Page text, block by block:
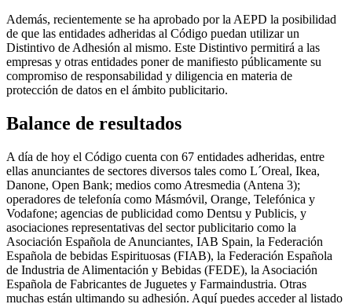
Además, recientemente se ha aprobado por la AEPD la posibilidad
de que las entidades adheridas al Código puedan utilizar un
Distintivo de Adhesión al mismo. Este Distintivo permitirá a las
empresas y otras entidades poner de manifiesto públicamente su
compromiso de responsabilidad y diligencia en materia de
protección de datos en el ámbito publicitario.
Balance de resultados
A día de hoy el Código cuenta con 67 entidades adheridas, entre
ellas anunciantes de sectores diversos tales como L´Oreal, Ikea,
Danone, Open Bank; medios como Atresmedia (Antena 3);
operadores de telefonía como Másmóvil, Orange, Telefónica y
Vodafone; agencias de publicidad como Dentsu y Publicis, y
asociaciones representativas del sector publicitario como la
Asociación Española de Anunciantes, IAB Spain, la Federación
Española de bebidas Espirituosas (FIAB), la Federación Española
de Industria de Alimentación y Bebidas (FEDE), la Asociación
Española de Fabricantes de Juguetes y Farmaindustria. Otras
muchas están ultimando su adhesión. Aquí puedes acceder al listado